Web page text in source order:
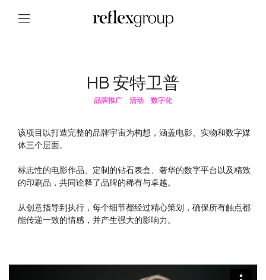
HB 安特卫普
品牌推广 活动 数字化
该项目以打造完整的品牌宇宙为构想，涵盖电影、实物和数字媒
体三个层面。
标志性的电影作品、定制的钻石表盒、奢华的数字平台以及精致
的印刷品，共同诠释了品牌的稀有与卓越。
从创意指导到执行，每个细节都经过精心策划，确保所有触点都
能传递一致的情感，并产生强大的影响力。